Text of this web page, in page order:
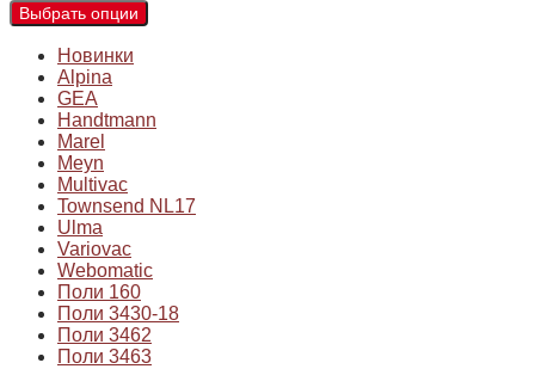
Выбрать опции
Новинки
Alpina
GEA
Handtmann
Marel
Meyn
Multivac
Townsend NL17
Ulma
Variovac
Webomatic
Поли 160
Поли 3430-18
Поли 3462
Поли 3463